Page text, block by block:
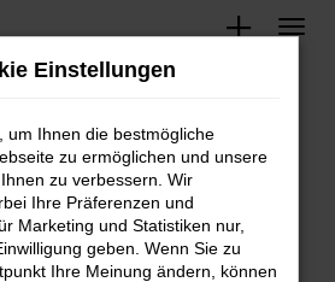
ist da
Ende
Einstellungen
um Ihnen die bestmögliche
zu ermöglichen und unsere
zu verbessern. Wir
Ihre Präferenzen und
Marketing und Statistiken nur,
geben. Wenn Sie zu
Ihre Meinung ändern, können